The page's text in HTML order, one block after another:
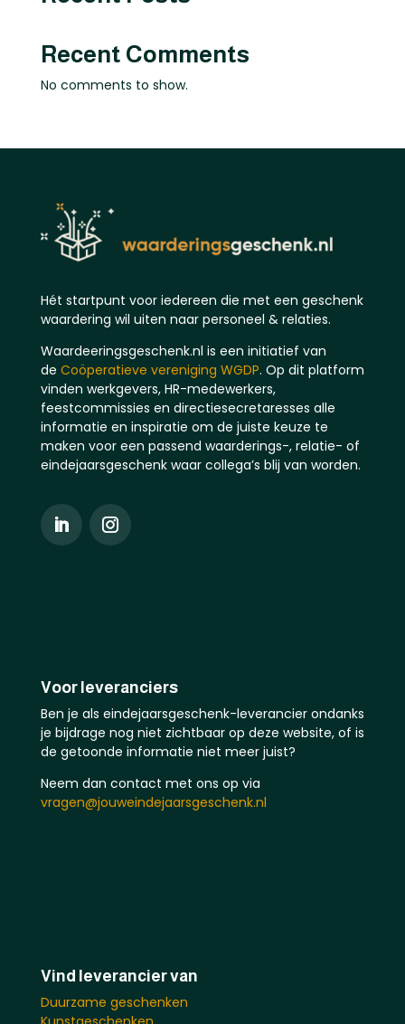
Recent Comments
No comments to show.
Hét startpunt voor iedereen die met een geschenk
waardering wil uiten naar personeel & relaties.
Waardeeringsgeschenk.nl is een initiatief van
de Coöperatieve vereniging WGDP. Op dit platform
vinden werkgevers, HR-medewerkers,
feestcommissies en directiesecretaresses alle
informatie en inspiratie om de juiste keuze te
maken voor een passend waarderings-, relatie- of
eindejaarsgeschenk waar collega’s blij van worden.
Voor leveranciers
Ben je als eindejaarsgeschenk-leverancier ondanks
je bijdrage nog niet zichtbaar op deze website, of is
de getoonde informatie niet meer juist?
Neem dan contact met ons op via
vragen@jouweindejaarsgeschenk.nl
Vind leverancier van
Duurzame geschenken